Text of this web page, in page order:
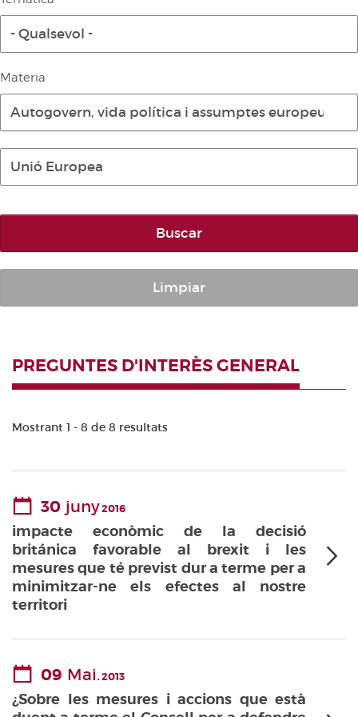
Diari de la Diputació Permanent
Publicacions no oficials
Anuari de Dret Parlamentari
Temes de les Corts Valencianes
Corts Forals
Altres publicacions
- Qualsevol -
Materia
Autogovern, vida política i assumptes europeus
Unió Europea
Buscar
Limpiar
PREGUNTES D'INTERÈS GENERAL
Mostrant 1 - 8 de 8 resultats
30 juny2016
impacte econòmic de la decisió
británica favorable al brexit i les
mesures que té previst dur a terme per a
minimitzar-ne els efectes al nostre
territori
09 Mai.2013
¿Sobre les mesures i accions que està